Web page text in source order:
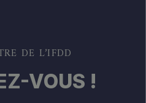
DE L’IFDD
VOUS !